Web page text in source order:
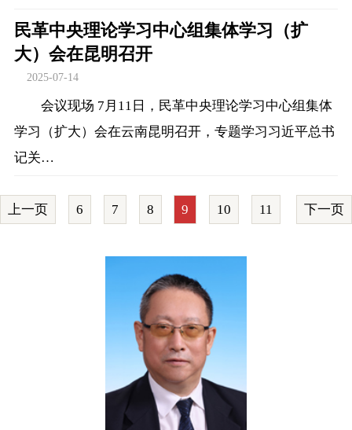
民革中央理论学习中心组集体学习（扩
大）会在昆明召开
2025-07-14
会议现场 7月11日，民革中央理论学习中心组集体
学习（扩大）会在云南昆明召开，专题学习习近平总书
记关…
上一页 6 7 8 9 10 11 下一页